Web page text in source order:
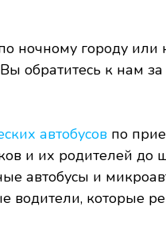
ночному городу или
обратитесь к нам
автобусов по
и их родителей
автобусы и
которые